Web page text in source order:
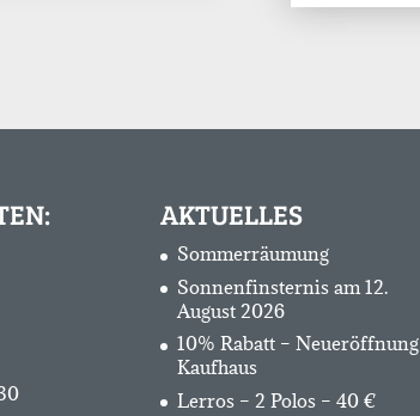
AKTUELLES
Sommerräumung
Sonnenfinsternis am 12.
August 2026
10% Rabatt – Neueröffnung
Kaufhaus
Lerros – 2 Polos – 40 €